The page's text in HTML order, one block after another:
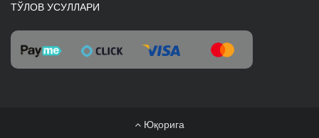
ТЎЛОВ УСУЛЛАРИ
Юқорига